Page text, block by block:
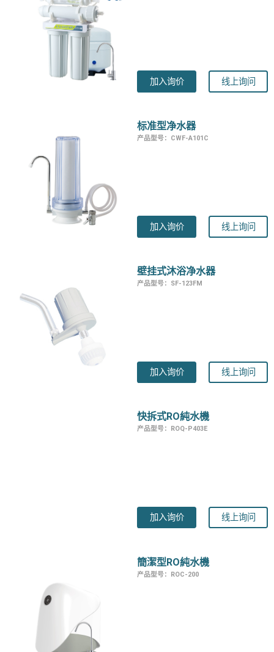
加入询价 线上询问
标准型净水器
产品型号：CWF-A101C
加入询价 线上询问
壁挂式沐浴净水器
产品型号：SF-123FM
加入询价 线上询问
快拆式RO純水機
产品型号：ROQ-P403E
加入询价 线上询问
簡潔型RO純水機
产品型号：ROC-200